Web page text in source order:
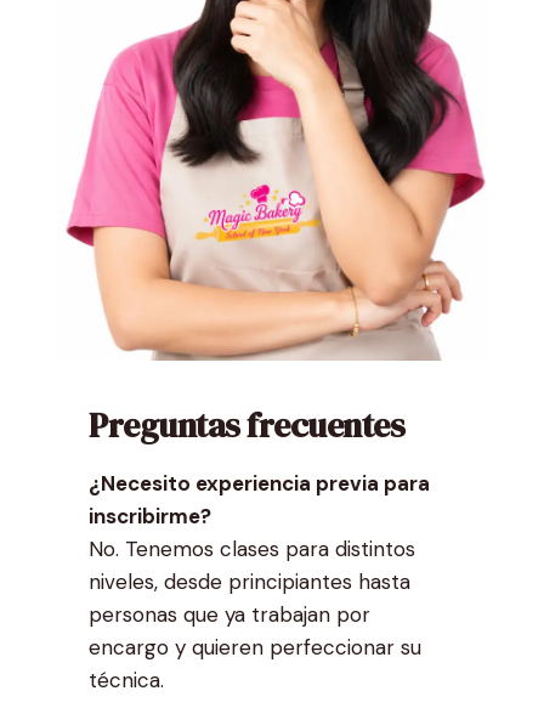
Preguntas frecuentes
¿Necesito experiencia previa para
inscribirme?
No. Tenemos clases para distintos
niveles, desde principiantes hasta
personas que ya trabajan por
encargo y quieren perfeccionar su
técnica.